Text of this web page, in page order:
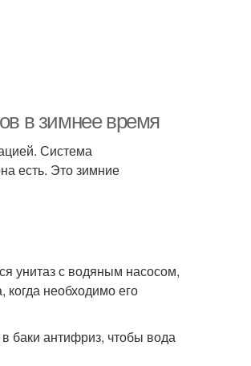
в зимнее время
Система
есть. Это зимние
унитаз с водяным насосом,
когда необходимо его
баки антифриз, чтобы вода